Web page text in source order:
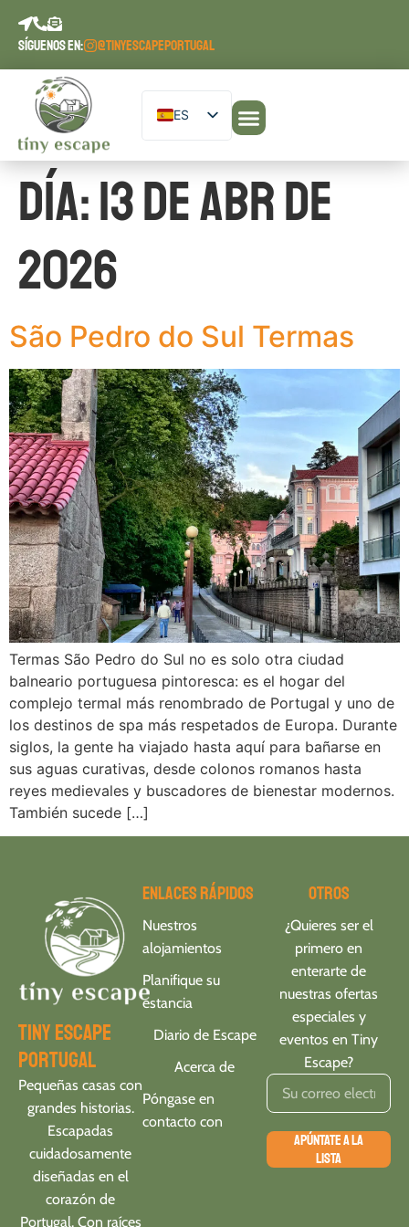
SÍGUENOS EN:
@TINYESCAPEPORTUGAL
ES
EN
PT
Día:13 de abr de
2026
São Pedro do Sul Termas
Termas São Pedro do Sul no es solo otra ciudad
balneario portuguesa pintoresca: es el hogar del
complejo termal más renombrado de Portugal y uno de
los destinos de spa más respetados de Europa. Durante
siglos, la gente ha viajado hasta aquí para bañarse en
sus aguas curativas, desde colonos romanos hasta
reyes medievales y buscadores de bienestar modernos.
También sucede […]
tiny escape
portugal
Pequeñas casas con
grandes historias.
Escapadas
cuidadosamente
diseñadas en el
corazón de
Portugal. Con raíces
Enlaces rápidos
Nuestros
alojamientos
Planifique su
estancia
Diario de Escape
Acerca de
Póngase en
contacto con
Otros
¿Quieres ser el
primero en
enterarte de
nuestras ofertas
especiales y
eventos en Tiny
Escape?
APÚNTATE A LA
LISTA